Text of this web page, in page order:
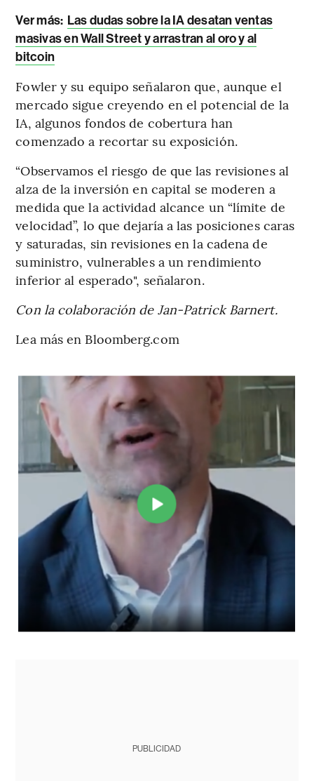
Ver más: Las dudas sobre la IA desatan ventas
masivas en Wall Street y arrastran al oro y al
bitcoin
Fowler y su equipo señalaron que, aunque el
mercado sigue creyendo en el potencial de la
IA, algunos fondos de cobertura han
comenzado a recortar su exposición.
“Observamos el riesgo de que las revisiones al
alza de la inversión en capital se moderen a
medida que la actividad alcance un “límite de
velocidad”, lo que dejaría a las posiciones caras
y saturadas, sin revisiones en la cadena de
suministro, vulnerables a un rendimiento
inferior al esperado", señalaron.
Con la colaboración de Jan-Patrick Barnert.
Lea más en Bloomberg.com
PUBLICIDAD